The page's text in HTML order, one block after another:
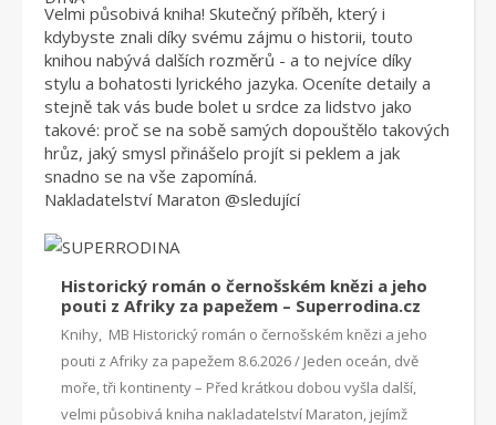
Velmi působivá kniha! Skutečný příběh, který i
kdybyste znali díky svému zájmu o historii, touto
knihou nabývá dalších rozměrů - a to nejvíce díky
stylu a bohatosti lyrického jazyka. Oceníte detaily a
stejně tak vás bude bolet u srdce za lidstvo jako
takové: proč se na sobě samých dopouštělo takových
hrůz, jaký smysl přinášelo projít si peklem a jak
snadno se na vše zapomíná.
Nakladatelství Maraton @sledující
Historický román o černošském knězi a jeho
pouti z Afriky za papežem – Superrodina.cz
Knihy, MB Historický román o černošském knězi a jeho
pouti z Afriky za papežem 8.6.2026 / Jeden oceán, dvě
moře, tři kontinenty – Před krátkou dobou vyšla další,
velmi působivá kniha nakladatelství Maraton, jejímž